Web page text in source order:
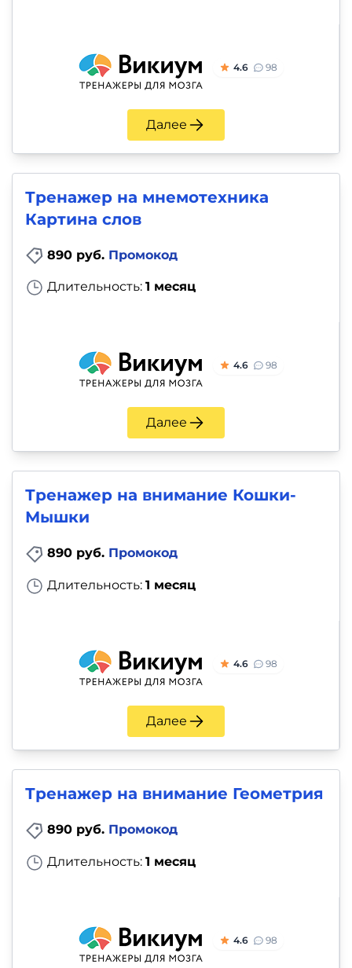
4.6 98
Далее
Тренажер на мнемотехника
Картина слов
890 руб. Промокод
Длительность: 1 месяц
4.6 98
Далее
Тренажер на внимание Кошки-
Мышки
890 руб. Промокод
Длительность: 1 месяц
4.6 98
Далее
Тренажер на внимание Геометрия
890 руб. Промокод
Длительность: 1 месяц
4.6 98